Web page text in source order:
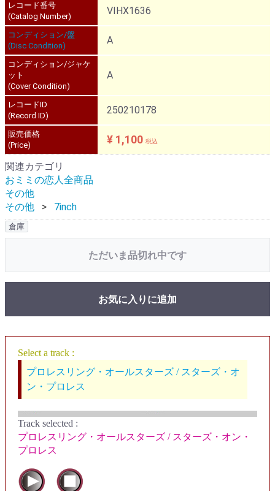
レコード番号
(Catalog Number)
VIHX1636
コンディション/盤
(Disc Condition)
A
コンディション/ジャケ
ット
(Cover Condition)
A
レコードID
(Record ID)
250210178
販売価格
(Price)
¥ 1,100 税込
関連カテゴリ
おミミの恋人全商品
その他
その他
7inch
倉庫
ただいま品切れ中です
お気に入りに追加
Select a track :
プロレスリング・オールスターズ / スターズ・オ
ン・プロレス
Track selected :
プロレスリング・オールスターズ / スターズ・オン・
プロレス